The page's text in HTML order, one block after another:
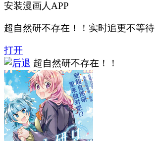
安装漫画人APP
超自然研不存在！！实时追更不等待
打开
超自然研不存在！！